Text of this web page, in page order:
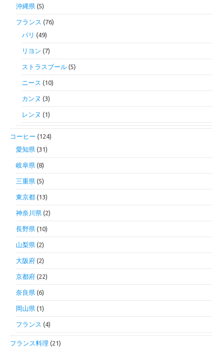
沖縄県 (5)
フランス (76)
パリ (49)
リヨン (7)
ストラスブール (5)
ニース (10)
カンヌ (3)
レンヌ (1)
コーヒー (124)
愛知県 (31)
岐阜県 (8)
三重県 (5)
東京都 (13)
神奈川県 (2)
長野県 (10)
山梨県 (2)
大阪府 (2)
京都府 (22)
奈良県 (6)
岡山県 (1)
フランス (4)
フランス料理 (21)